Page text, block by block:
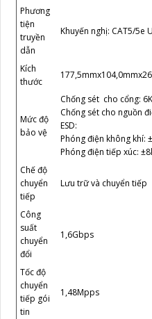
Phương
tiện
truyền
dẫn
Khuyến nghị: CAT5/5e
Kích
thước
Mức độ
bảo vệ
Chống sét cho cổng:
Chống sét cho nguồn
ESD:
Phóng điện không khí:
Phóng điện tiếp xúc:
Chế độ
chuyển
tiếp
Lưu trữ và chuyển tiếp
Công
suất
chuyển
đổi
1,6Gbps
Tốc độ
chuyển
tiếp gói
tin
1,48Mpps